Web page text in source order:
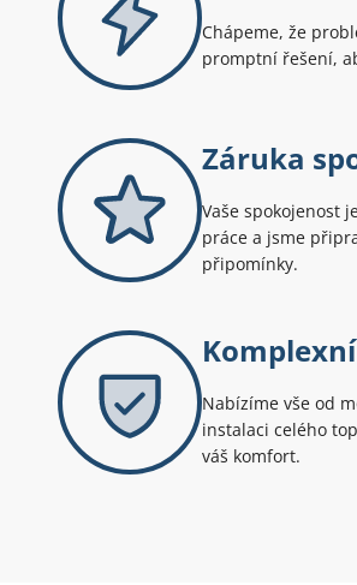
Chápeme, že
promptní řešení,
Záruka
Vaše spokojenost
práce a jsme
připomínky.
Nabízíme vše od
instalaci celého
váš komfort.